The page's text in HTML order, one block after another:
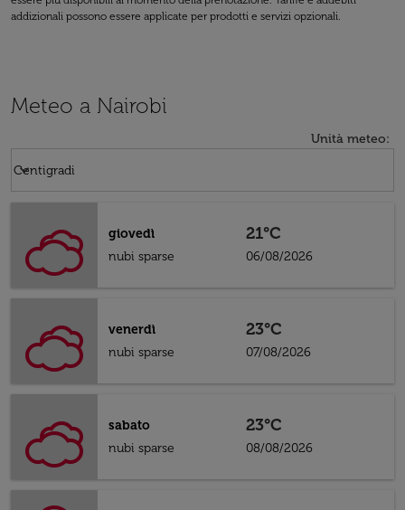
addizionali possono essere applicate per prodotti e servizi opzionali.
Meteo a Nairobi
Unità meteo:
Centigradi
keyboard_arrow_down
giovedì
nubi sparse
21°C
06/08/2026
venerdì
nubi sparse
23°C
07/08/2026
sabato
nubi sparse
23°C
08/08/2026